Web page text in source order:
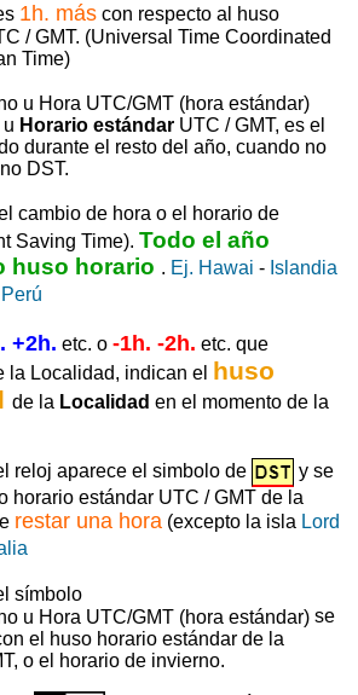
1h. más con respecto al huso
/ GMT. (Universal Time Coordinated
Time)
Horario estándar UTC / GMT, es el
durante el resto del año, cuando no
DST.
cambio de hora o el horario de
Saving Time). Todo el año
huso horario . Ej. Hawai - Islandia
Perú
+2h. etc. o -1h. -2h. etc. que
la Localidad, indican el huso
de la Localidad en el momento de la
reloj aparece el simbolo de
y se
horario estándar UTC / GMT de la
restar una hora (excepto la isla Lord
símbolo
se
el huso horario estándar de la
o el horario de invierno.